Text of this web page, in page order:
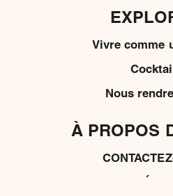
Vivre comme
Nous
À PROPOS